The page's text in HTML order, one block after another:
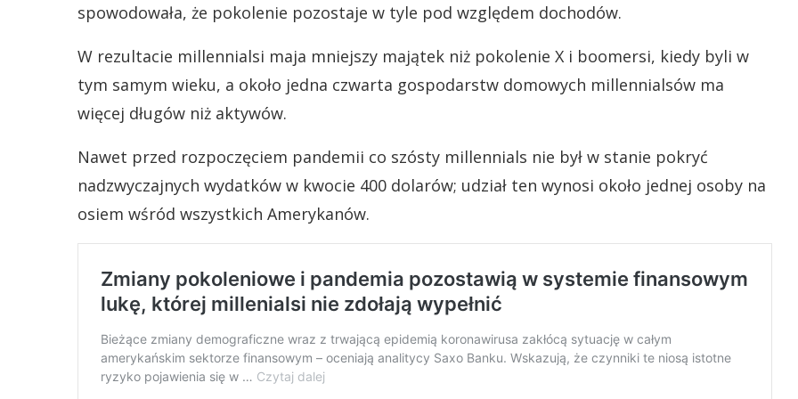
spowodowała, że pokolenie pozostaje w tyle pod względem dochodów.
W rezultacie millennialsi maja mniejszy majątek niż pokolenie X i boomersi, kiedy byli w
tym samym wieku, a około jedna czwarta gospodarstw domowych millennialsów ma
więcej długów niż aktywów.
Nawet przed rozpoczęciem pandemii co szósty millennials nie był w stanie pokryć
nadzwyczajnych wydatków w kwocie 400 dolarów; udział ten wynosi około jednej osoby na
osiem wśród wszystkich Amerykanów.